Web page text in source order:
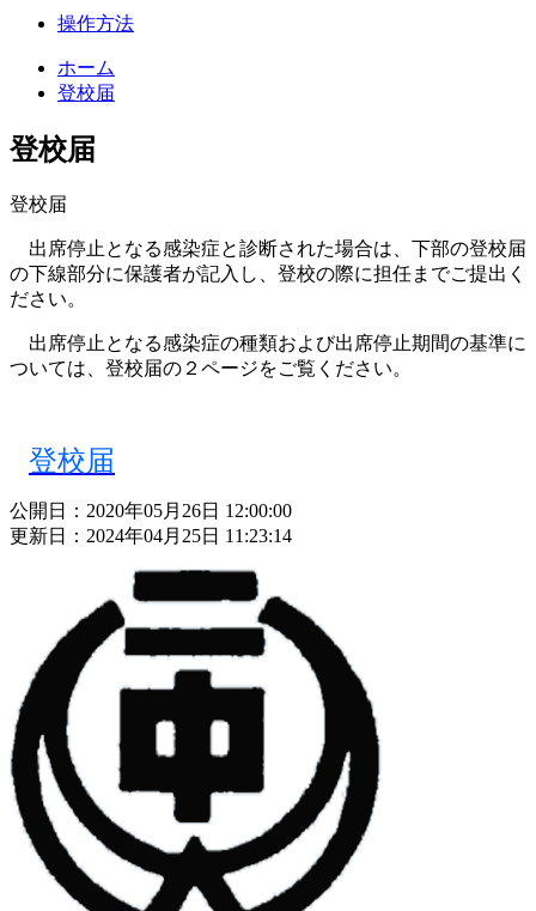
操作方法
ホーム
登校届
登校届
登校届
出席停止となる感染症と診断された場合は、下部の登校届
の下線部分に保護者が記入し、登校の際に担任までご提出く
ださい。
出席停止となる感染症の種類および出席停止期間の基準に
ついては、登校届の２ページをご覧ください。
登校届
公開日：2020年05月26日 12:00:00
更新日：2024年04月25日 11:23:14